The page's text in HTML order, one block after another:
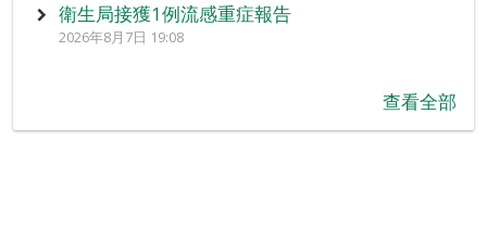
衛生局接獲1例流感重症報告
2026年8月7日 19:08
查看全部